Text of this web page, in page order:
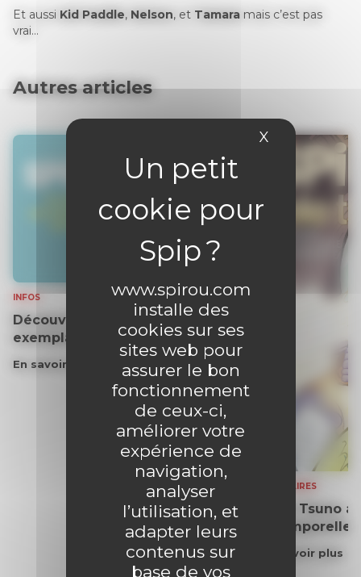
www.spirou.com
installe des
cookies sur ses
sites web pour
assurer le bon
fonctionnement
de ceux-ci,
améliorer votre
expérience de
navigation,
analyser
l’utilisation, et
adapter leurs
contenus sur
base de vos
X Masquer le
Et aussi Kid Paddle, Nelson, et Tamara mais c’est pas
vrai…
Autres articles
INFOS
Découvrez gratuitement un
exemplaire du journal !
En savoir plus
SOMMAIRES
Yoko Tsuno
intemporelle
En savoir plus